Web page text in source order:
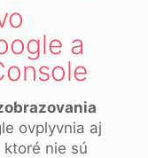
a
ovplyvnia aj
nie sú